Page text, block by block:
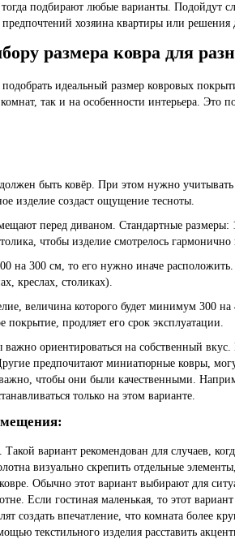
подбирают любые варианты. Подойдут
хозяина квартиры или решения
размера ковра для
подобрать идеальный размер ковровых
так и на особенности интерьера. Это
быть ковёр. При этом нужно
изделие создаст ощущение тесноты.
перед диваном. Стандартные размеры:
чтобы изделие смотрелось гармонично
на 300 см, то его нужно иначе
креслах, столиках).
величина которого будет минимум 300 на
продляет его срок эксплуатации.
ориентироваться на собственный вкус.
предпочитают миниатюрные ковры,
чтобы они были качественными.
только на этом варианте.
вариант рекомендован для случаев,
визуально скрепить отдельные
Обычно этот вариант выбирают для
Если гостиная маленькая, то этот
создать впечатление, что комната более
текстильного изделия расставить